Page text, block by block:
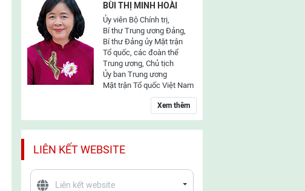
BÙI THỊ MINH HOÀI
Ủy viên Bộ Chính trị,
Bí thư Trung ương Đảng,
Bí thư Đảng ủy Mặt trận
Tổ quốc, các đoàn thể
Trung ương, Chủ tịch
Ủy ban Trung ương
Mặt trận Tổ quốc Việt Nam
Xem thêm
LIÊN KẾT WEBSITE